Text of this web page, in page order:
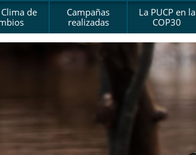
de
Campañas
realizadas
La PUCP en la
COP30